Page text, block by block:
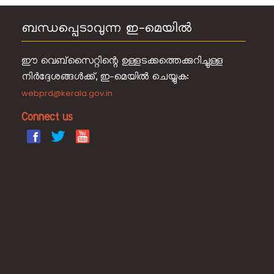
പൂജ
എങ്ങനെ
എത്തിച്ചേരാം
സൗകര്യങ്ങള്‍
ബന്ധപ്പെടാവുന്ന ഇ-മെയിൽ
ഈ വെബ്‌സൈറ്റിന്റെ ഉള്ളടക്കത്തെക്കുറിച്ചുള്ള
നിർദ്ദേശങ്ങൾക്ക്, ഇ-മെയിൽ ചെയ്യുക:
webprd@kerala.gov.in
Connect us